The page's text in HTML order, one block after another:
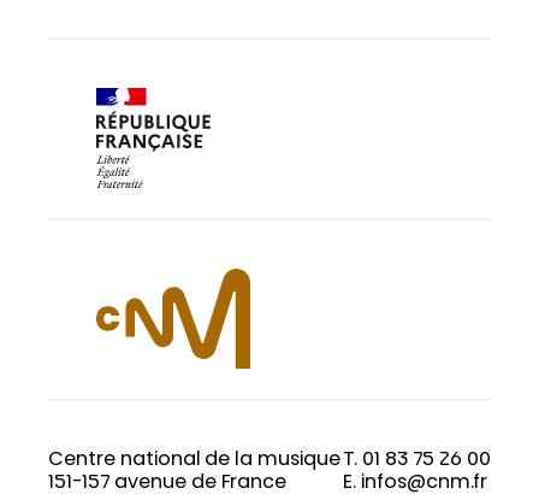
Centre national de la musique
151-157 avenue de France
T. 01 83 75 26 00
E. infos@cnm.fr